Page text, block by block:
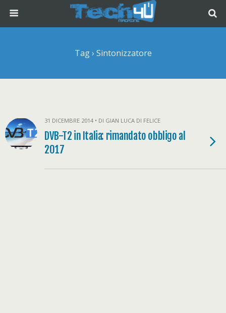
Tag › Sintonizzatore
31 DICEMBRE 2014 • DI GIAN LUCA DI FELICE
DVB-T2 in Italia: rimandato obbligo al
2017